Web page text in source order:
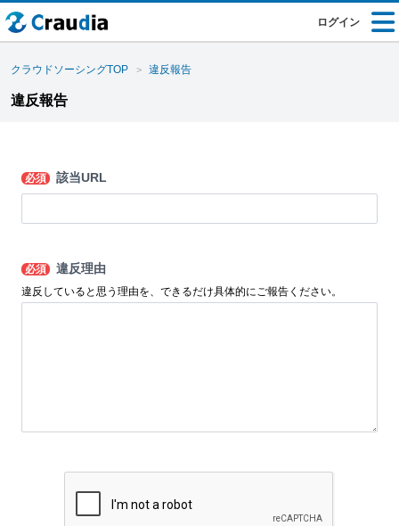
ログイン
クラウドソーシングTOP 違反報告
違反報告
必須 該当URL
必須 違反理由
違反していると思う理由を、できるだけ具体的にご報告ください。